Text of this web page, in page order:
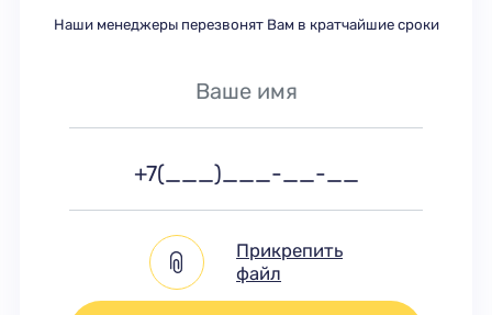
Наши менеджеры перезвонят Вам в кратчайшие сроки
Прикрепить
файл